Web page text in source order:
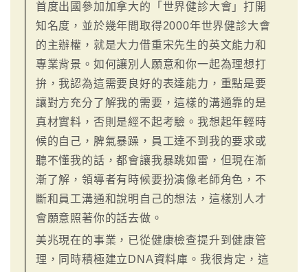
首度出國參加加拿大的「世界健診大會」打開
知名度，並於幾年間取得2000年世界健診大會
的主辦權，就是大力借重宋先生的英文能力和
專業背景。如何讓別人願意和你一起為理想打
拚，我認為這需要良好的表達能力，重點是要
讓對方充分了解我的需要，這樣的溝通靠的是
真材實料，否則是經不起考驗。我想起年輕時
候的自己，脾氣暴躁，員工達不到我的要求或
聽不懂我的話，都會讓我暴跳如雷，但現在漸
漸了解，領導者有時候要扮演像老師角色，不
斷和員工溝通和說明自己的想法，這樣別人才
會願意照著你的話去做。
美兆現在的事業，已從健康檢查提升到健康管
理，同時積極建立DNA資料庫。我很肯定，這